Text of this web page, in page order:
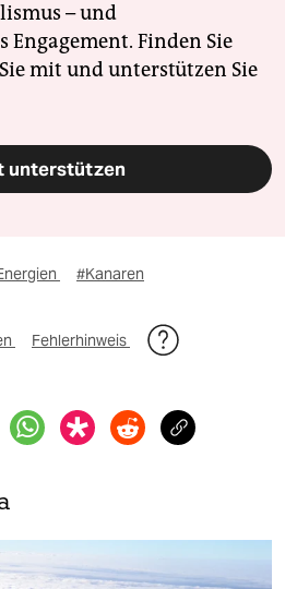
– und
Finden Sie
mit und unterstützen Sie
unterstützen
#Kanaren
Fehlerhinweis